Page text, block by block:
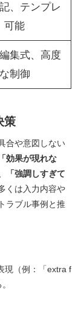
、テンプレ
可能
集式、高度
な制御
策
合や意図しない
効果が現れな
「強調しすぎて
くは入力内容や
ラブル事例と推
現（例：「extra f